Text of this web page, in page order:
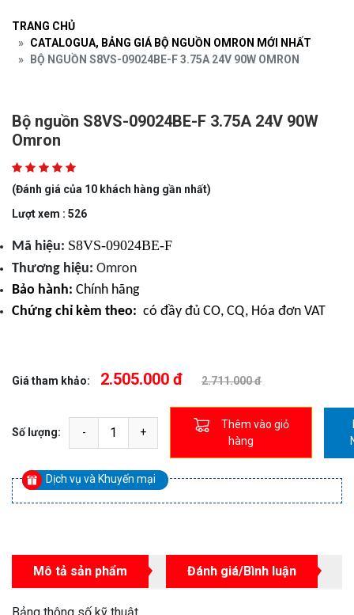
TRANG CHỦ
CATALOGUA, BẢNG GIÁ BỘ NGUỒN OMRON MỚI NHẤT
BỘ NGUỒN S8VS-09024BE-F 3.75A 24V 90W OMRON
Bộ nguồn S8VS-09024BE-F 3.75A 24V 90W
Omron
(Đánh giá của 10 khách hàng gần nhất)
Lượt xem : 526
Mã hiệu: S8VS-09024BE-F
Thương hiệu: Omron
Bảo hành: Chính hãng
Chứng chỉ kèm theo: có đầy đủ CO, CQ, Hóa đơn VAT
Giá tham khảo: 2.505.000 đ 2.711.000 đ
Số lượng:
Thêm vào giỏ
hàng
Dịch vụ và Khuyến mại
Mô tả sản phẩm Đánh giá/Bình luận